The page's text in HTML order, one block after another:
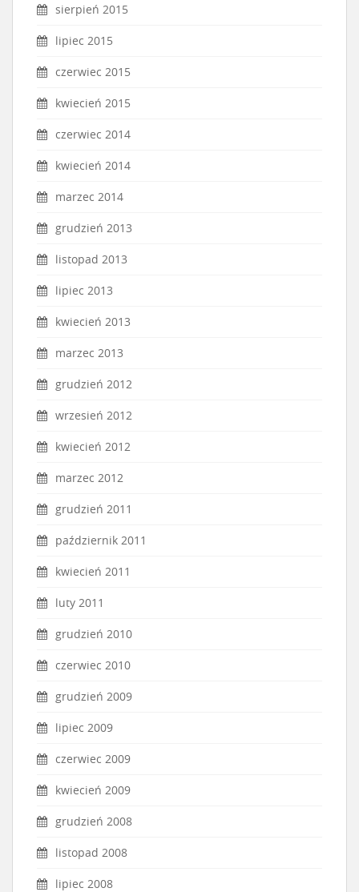
sierpień 2015
lipiec 2015
czerwiec 2015
kwiecień 2015
czerwiec 2014
kwiecień 2014
marzec 2014
grudzień 2013
listopad 2013
lipiec 2013
kwiecień 2013
marzec 2013
grudzień 2012
wrzesień 2012
kwiecień 2012
marzec 2012
grudzień 2011
październik 2011
kwiecień 2011
luty 2011
grudzień 2010
czerwiec 2010
grudzień 2009
lipiec 2009
czerwiec 2009
kwiecień 2009
grudzień 2008
listopad 2008
lipiec 2008